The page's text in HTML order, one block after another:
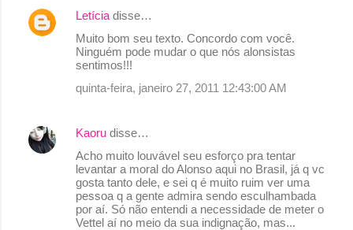
n
t
s
Letícia disse…
Muito bom seu texto. Concordo com você.
Ninguém pode mudar o que nós alonsistas
sentimos!!!
quinta-feira, janeiro 27, 2011 12:43:00 AM
Kaoru disse…
Acho muito louvável seu esforço pra tentar
levantar a moral do Alonso aqui no Brasil, já q vc
gosta tanto dele, e sei q é muito ruim ver uma
pessoa q a gente admira sendo esculhambada
por aí. Só não entendi a necessidade de meter o
Vettel aí no meio da sua indignação, mas...